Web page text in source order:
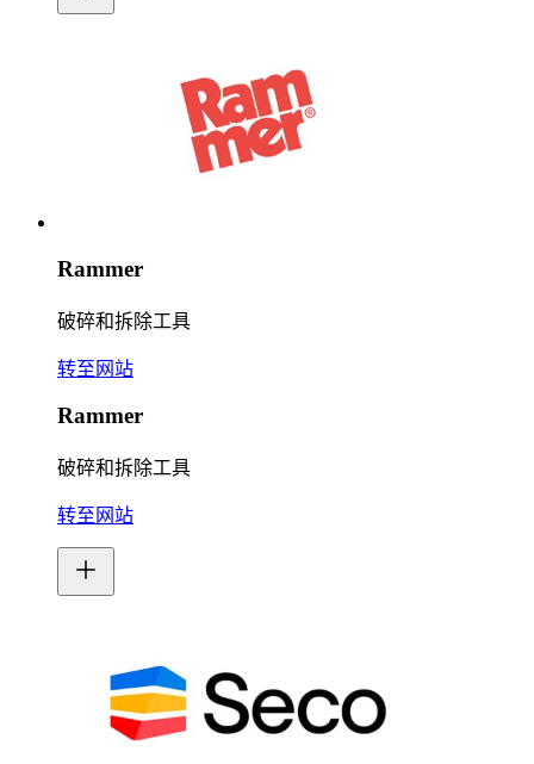
Rammer
破碎和拆除工具
转至网站
Rammer
破碎和拆除工具
转至网站